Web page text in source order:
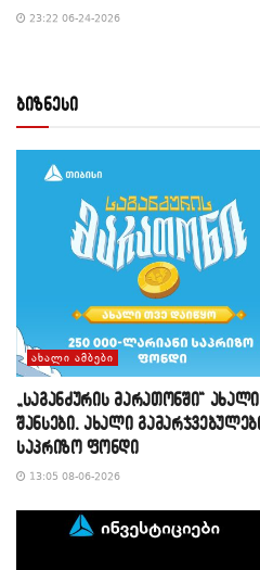
23:22 06-24-2026
ბიზნესი
ᲐᲮᲐᲚᲘ ᲐᲛᲑᲔᲑᲘ
„საგანძურის მარათონში“
შანსები, ახალი
საპრიზო ფონდი
13:05 08-06-2026